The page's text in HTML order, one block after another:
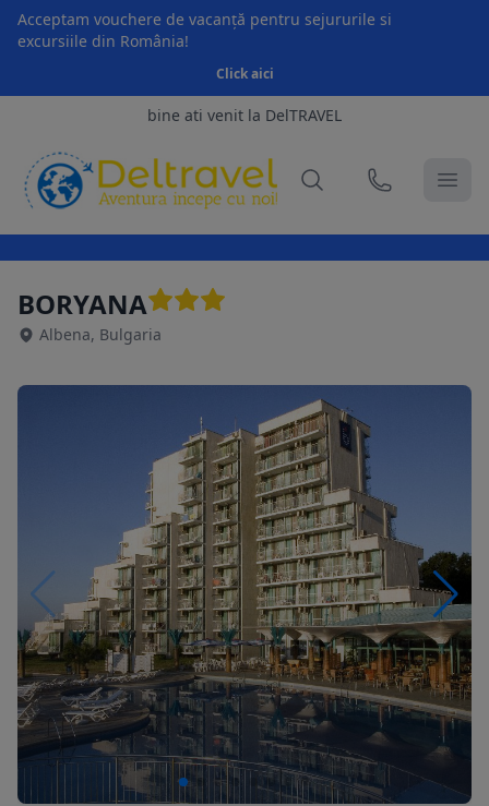
Acceptam vouchere de vacanță pentru sejururile si
excursiile din România!
Click aici
bine ati venit la DelTRAVEL
BORYANA
Albena, Bulgaria